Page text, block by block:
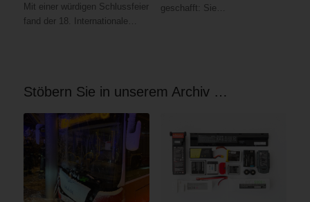
Mit einer würdigen Schlussfeier
fand der 18. Internationale…
geschafft: Sie…
Stöbern Sie in unserem Archiv …